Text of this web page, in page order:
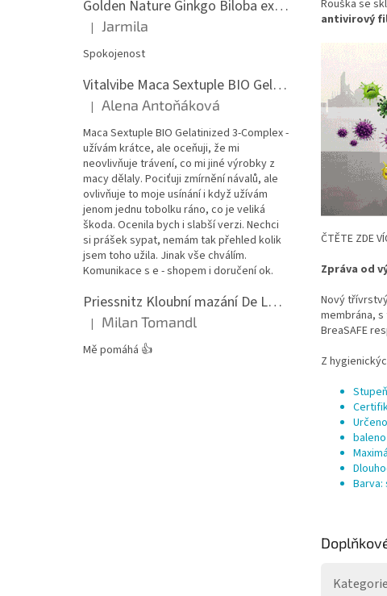
Golden Nature Ginkgo Biloba extrakt 50:1 60mg, 100 kapslí
Hodnocení produktu je 5 z 5 hvězdiček.
| Jarmila
Spokojenost
Vitalvibe Maca Sextuple BIO Gelatinized 3-Complex, 60 kapslí
Hodnocení produktu je 5 z 5 hvězdiček.
| Alena Antoňáková
Maca Sextuple BIO Gelatinized 3-Complex -
užívám krátce, ale oceňuji, že mi
neovlivňuje trávení, co mi jiné výrobky z
macy dělaly. Pociťuji zmírnění návalů, ale
ovlivňuje to moje usínání i když užívám
jenom jednu tobolku ráno, co je veliká
škoda. Ocenila bych i slabší verzi. Nechci
si prášek sypat, nemám tak přehled kolik
jsem toho užila. Jinak vše chválím.
Komunikace s e - shopem i doručení ok.
Priessnitz Kloubní mazání De Luxe, 200ml
Hodnocení produktu je 5 z 5 hvězdiček.
| Milan Tomandl
Mě pomáhá 👍
Rouška se
antivirový
ČTĚTE ZDE
Zpráva od
Nový
membrána,
BreaSAFE
Z
Kategorie